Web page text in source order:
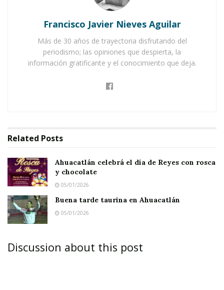
Ahuacatlán celebrá el día de Reyes con rosca y
Francisco Javier Nieves Aguilar
Más de 30 años de trayectoria disfrutando del
periodismo; las opiniones que despierta, la
información gratificante y el conocimiento que deja.
Related Posts
Ahuacatlán celebrá el día de Reyes con rosca
y chocolate
05/01/2026
Buena tarde taurina en Ahuacatlán
05/01/2026
Discussion about this post